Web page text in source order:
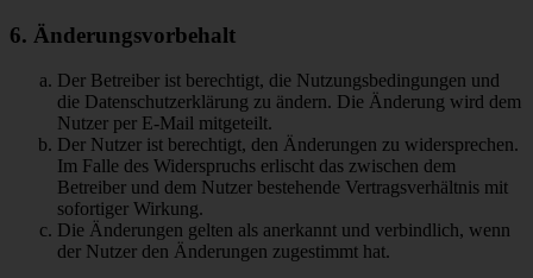
6. Änderungsvorbehalt
Der Betreiber ist berechtigt, die Nutzungsbedingungen und
die Datenschutzerklärung zu ändern. Die Änderung wird dem
Nutzer per E-Mail mitgeteilt.
Der Nutzer ist berechtigt, den Änderungen zu widersprechen.
Im Falle des Widerspruchs erlischt das zwischen dem
Betreiber und dem Nutzer bestehende Vertragsverhältnis mit
sofortiger Wirkung.
Die Änderungen gelten als anerkannt und verbindlich, wenn
der Nutzer den Änderungen zugestimmt hat.